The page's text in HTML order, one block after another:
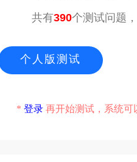
共有390个测试问题
个人版测试
*登录 再开始测试，系统可